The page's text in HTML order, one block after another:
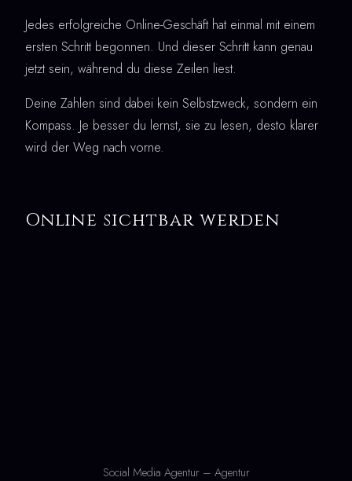
Jedes erfolgreiche Online-Geschäft hat einmal mit einem
ersten Schritt begonnen. Und dieser Schritt kann genau
jetzt sein, während du diese Zeilen liest.
Deine Zahlen sind dabei kein Selbstzweck, sondern ein
Kompass. Je besser du lernst, sie zu lesen, desto klarer
wird der Weg nach vorne.
Online sichtbar werden
Social Media Agentur – Agentur